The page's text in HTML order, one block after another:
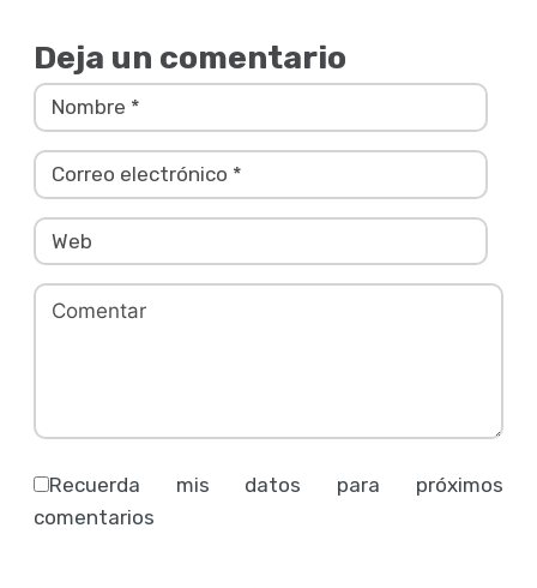
Deja un comentario
Recuerda mis datos para próximos
comentarios